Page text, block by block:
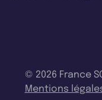
© 2026 France
Mentions